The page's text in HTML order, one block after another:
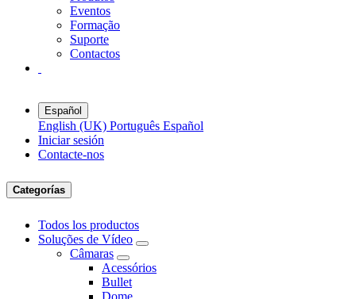
Eventos
Formação
Suporte
Contactos
Español
English (UK) Português Español
Iniciar sesión
Contacte-nos
Categorías
Todos los productos
Soluções de Vídeo
Câmaras
Acessórios
Bullet
Dome